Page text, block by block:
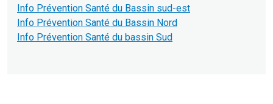
Info Prévention Santé du Bassin sud-est
Info Prévention Santé du Bassin Nord
Info Prévention Santé du bassin Sud